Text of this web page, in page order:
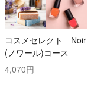
コスメセレクト Noir
(ノワール)コース
4,070円